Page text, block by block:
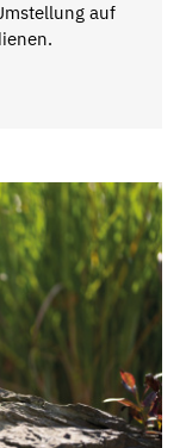
auf